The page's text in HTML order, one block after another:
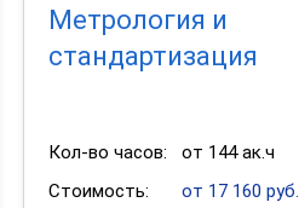
Метрология и
стандартизация
Кол-во часов:
от 144 ак.ч
Стоимость:
от 17 160 руб.